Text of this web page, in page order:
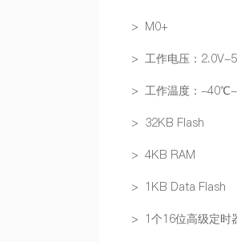
> M0+
> 工作电压：2.0V-
> 工作温度：-
> 32KB Flash
> 4KB RAM
> 1KB Data Flash
> 1个16位高级定时